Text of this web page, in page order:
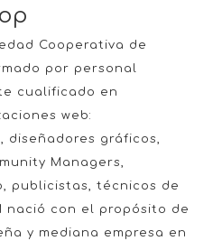
Cooperativa de
por personal
cualificado en
web:
diseñadores gráficos,
Managers,
publicistas, técnicos de
nació con el propósito de
y mediana empresa en